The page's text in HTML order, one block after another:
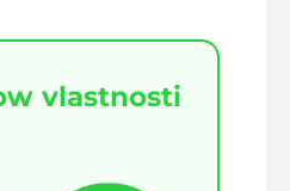
vlastnosti